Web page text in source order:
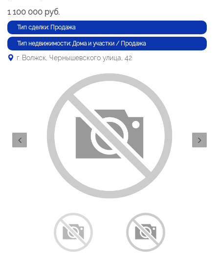
1 100 000 руб.
Тип сделки: Продажа
Тип недвижимости: Дома и участки / Продажа
г. Волжск, Чернышевского улица, 42